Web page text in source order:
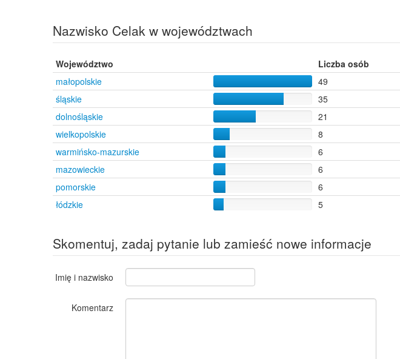
Szaflary
6
Warszawa
6
Libertów
Maków Podhalański
5
Tychy
Tylice
Żychlin
Częstochowa
4
Tarnów
Wisła
Bedlno
Radliniec
1
Nazwisko Celak w województwach
Województwo Liczba osób
małopolskie
49
śląskie
35
dolnośląskie
21
wielkopolskie
8
warmińsko-mazurskie
6
mazowieckie
6
pomorskie
6
łódzkie
5
Skomentuj, zadaj pytanie lub zamieść nowe informacje
Imię i nazwisko
Komentarz